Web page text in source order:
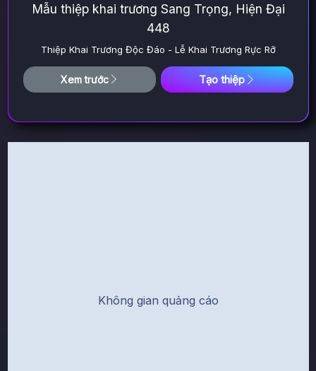
Mẫu thiệp khai trương Sang Trọng, Hiện Đại
448
Thiệp Khai Trương Độc Đáo - Lễ Khai Trương Rực Rỡ
Xem trước Tạo thiệp